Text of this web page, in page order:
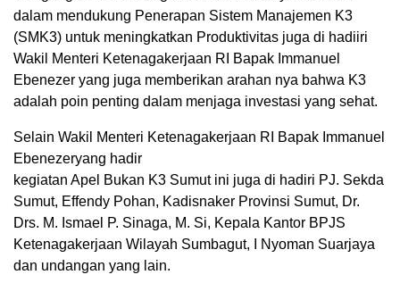
dalam mendukung Penerapan Sistem Manajemen K3
(SMK3) untuk meningkatkan Produktivitas juga di hadiiri
Wakil Menteri Ketenagakerjaan RI Bapak Immanuel
Ebenezer yang juga memberikan arahan nya bahwa K3
adalah poin penting dalam menjaga investasi yang sehat.
Selain Wakil Menteri Ketenagakerjaan RI Bapak Immanuel
Ebenezeryang hadir
kegiatan Apel Bukan K3 Sumut ini juga di hadiri PJ. Sekda
Sumut, Effendy Pohan, Kadisnaker Provinsi Sumut, Dr.
Drs. M. Ismael P. Sinaga, M. Si, Kepala Kantor BPJS
Ketenagakerjaan Wilayah Sumbagut, I Nyoman Suarjaya
dan undangan yang lain.